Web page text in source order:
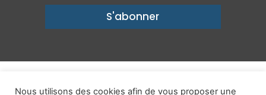
S'abonner
Nous utilisons des cookies afin de vous proposer une